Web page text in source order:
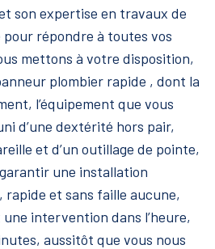
son expertise en travaux de
pour répondre à toutes vos
mettons à votre disposition,
plombier rapide , dont la
l’équipement que vous
d’une dextérité hors pair,
et d’un outillage de pointe,
une installation
rapide et sans faille aucune,
intervention dans l’heure,
aussitôt que vous nous